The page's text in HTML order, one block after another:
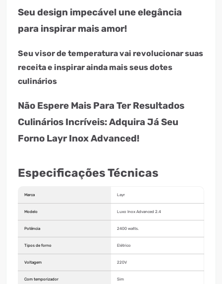
Seu design impecável une elegância
para inspirar mais amor!
Seu visor de temperatura vai revolucionar suas
receita e inspirar ainda mais seus dotes
culinários
Não Espere Mais Para Ter Resultados
Culinários Incríveis: Adquira Já Seu
Forno Layr Inox Advanced!
Especificações Técnicas
Marca Layr
Modelo Luxo Inox Advanced 2.4
Potência 2400 watts.
Tipos de forno Elétrico
Voltagem 220V
Com temporizador Sim